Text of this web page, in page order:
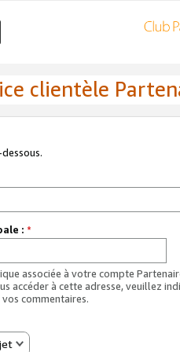
clientèle
: *
associée à votre compte
accéder à cette adresse, veuillez
commentaires.